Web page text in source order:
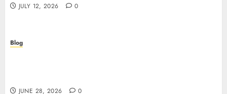
JULY 12, 2026 0
Blog
JUNE 28, 2026 0